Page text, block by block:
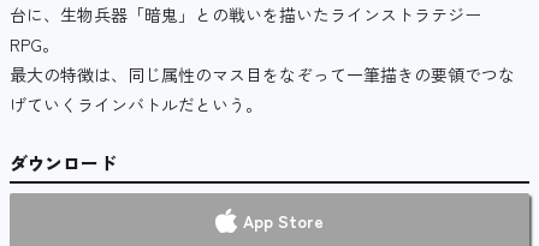
台に、生物兵器「暗鬼」との戦いを描いたラインストラテジー
RPG。
最大の特徴は、同じ属性のマス目をなぞって一筆描きの要領でつな
げていくラインバトルだという。
ダウンロード
App Store